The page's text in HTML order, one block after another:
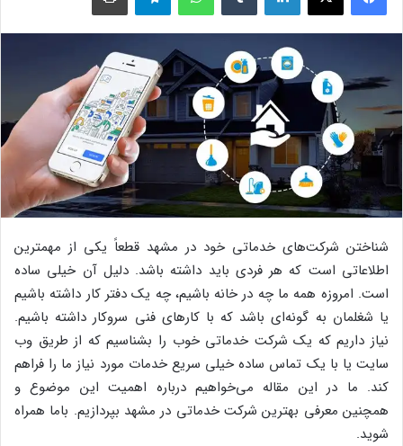
شناختن شرکت‌های خدماتی خود در مشهد قطعاً یکی از مهمترین
اطلاعاتی است که هر فردی باید داشته باشد. دلیل آن خیلی ساده
است. امروزه همه ما چه در خانه باشیم، چه یک دفتر کار داشته باشیم
یا شغلمان به گونه‌ای باشد که با کارهای فنی سروکار داشته باشیم.
نیاز داریم که یک شرکت خدماتی خوب را بشناسیم که از طریق وب
سایت یا با یک تماس ساده خیلی سریع خدمات مورد نیاز ما را فراهم
کند. ما در این مقاله می‌خواهیم درباره اهمیت این موضوع و
همچنین معرفی بهترین شرکت خدماتی در مشهد بپردازیم. باما همراه
شوید.